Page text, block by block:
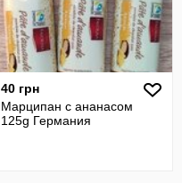
40 грн
Марципан с ананасом
125g Германия